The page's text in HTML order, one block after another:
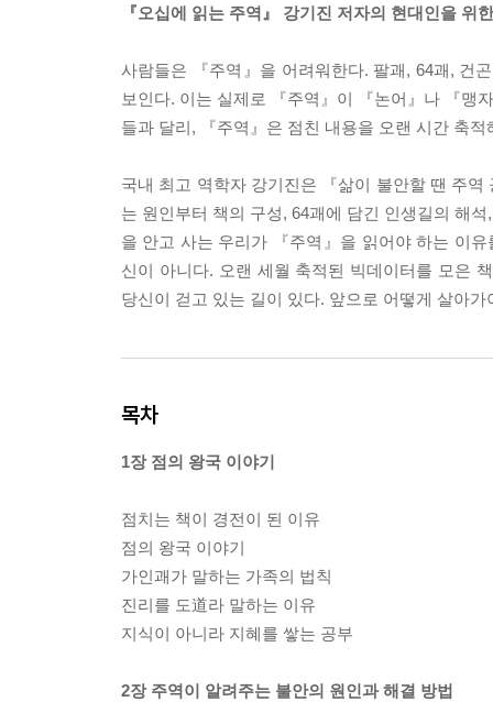
『오십에 읽는 주역』 강기진 저자의 현대인을 위
사람들은 『주역』을 어려워한다. 팔괘, 64괘, 건
보인다. 이는 실제로 『주역』이 『논어』나 『맹
들과 달리, 『주역』은 점친 내용을 오랜 시간 축
국내 최고 역학자 강기진은 『삶이 불안할 땐 주
는 원인부터 책의 구성, 64괘에 담긴 인생길의 해
을 안고 사는 우리가 『주역』을 읽어야 하는 이
신이 아니다. 오랜 세월 축적된 빅데이터를 모은
당신이 걷고 있는 길이 있다. 앞으로 어떻게 살아
목차
1장 점의 왕국 이야기
점치는 책이 경전이 된 이유
점의 왕국 이야기
가인괘가 말하는 가족의 법칙
진리를 도道라 말하는 이유
지식이 아니라 지혜를 쌓는 공부
2장 주역이 알려주는 불안의 원인과 해결 방법